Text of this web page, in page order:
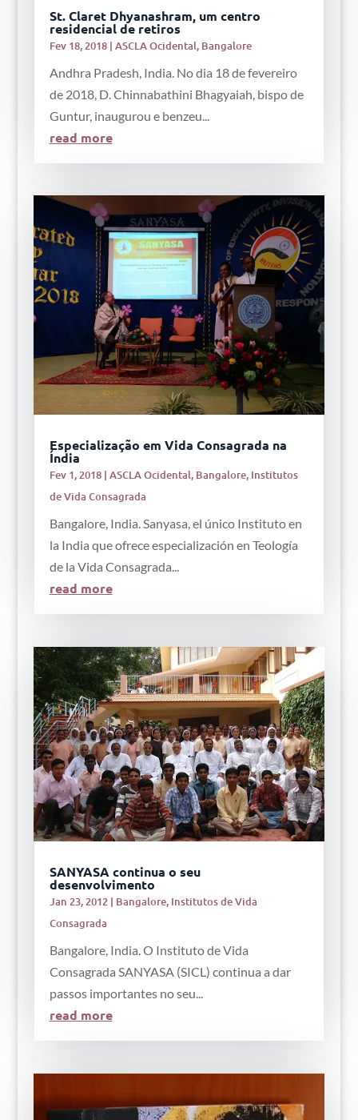
St. Claret Dhyanashram, um centro
residencial de retiros
Fev 18, 2018| ASCLA Ocidental, Bangalore
Andhra Pradesh, India. No dia 18 de fevereiro
de 2018, D. Chinnabathini Bhagyaiah, bispo de
Guntur, inaugurou e benzeu...
read more
Especialização em Vida Consagrada na
Índia
Fev 1, 2018| ASCLA Ocidental, Bangalore, Institutos
de Vida Consagrada
Bangalore, India. Sanyasa, el único Instituto en
la India que ofrece especialización en Teología
de la Vida Consagrada...
read more
SANYASA continua o seu
desenvolvimento
Jan 23, 2012| Bangalore, Institutos de Vida
Consagrada
Bangalore, India. O Instituto de Vida
Consagrada SANYASA (SICL) continua a dar
passos importantes no seu...
read more